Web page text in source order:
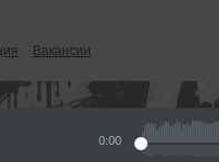
0:00
Вакансии